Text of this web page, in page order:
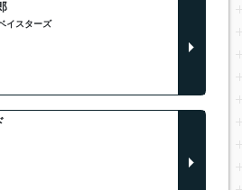
イスターズ